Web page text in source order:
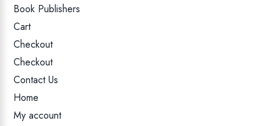
Book Publishers
Cart
Checkout
Checkout
Contact Us
Home
My account